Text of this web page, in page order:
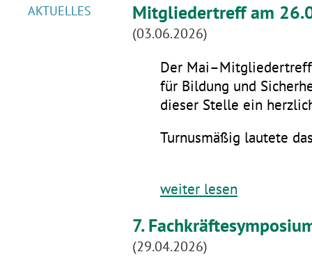
AKTUELLES Mitgliedertreff am
(03.06.2026)
Der
für Bildung und
dieser Stelle ein
Turnusmäßig lautete
weiter lesen
7.
(29.04.2026)